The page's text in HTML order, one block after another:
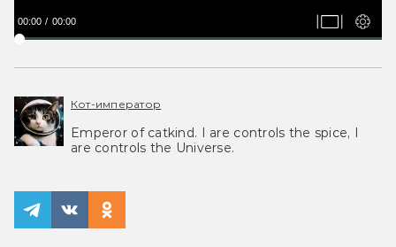
00:00 00:00
Кот-император
Emperor of catkind. I are controls the spice, I
are controls the Universe.